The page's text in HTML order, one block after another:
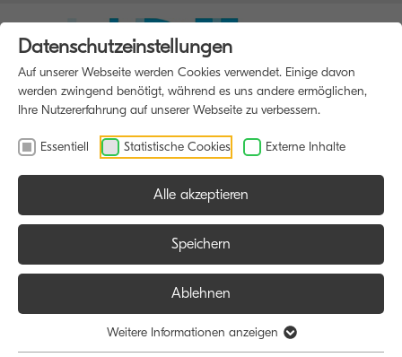
Datenschutzeinstellungen
Auf unserer Webseite werden Cookies verwendet. Einige davon
werden zwingend benötigt, während es uns andere ermöglichen,
Ihre Nutzererfahrung auf unserer Webseite zu verbessern.
Essentiell Statistische Cookies Externe Inhalte
Alle akzeptieren
Speichern
Ablehnen
Weitere Informationen anzeigen